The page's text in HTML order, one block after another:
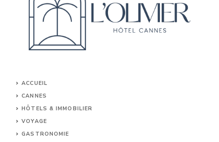
ACCUEIL
CANNES
HÔTELS & IMMOBILIER
VOYAGE
GASTRONOMIE